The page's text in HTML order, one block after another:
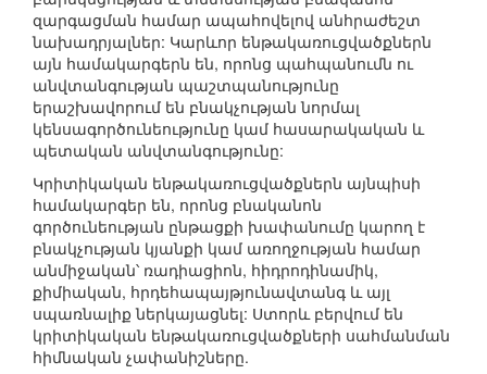
զարգացման համար ապահովելով անհրաժեշտ
նախադրյալներ: Կարևոր ենթակառուցվածքներն
այն համակարգերն են, որոնց պահպանումն ու
անվտանգության պաշտպանությունը
երաշխավորում են բնակչության նորմալ
կենսագործունեությունը կամ հասարակական և
պետական անվտանգությունը:
Կրիտիկական ենթակառուցվածքներն այնպիսի
համակարգեր են, որոնց բնականոն
գործունեության ընթացքի խափանումը կարող է
բնակչության կյանքի կամ առողջության համար
անմիջական՝ ռադիացիոն, հիդրոդինամիկ,
քիմիական, հրդեհապայթյունավտանգ և այլ
սպառնալիք ներկայացնել: Ստորև բերվում են
կրիտիկական ենթակառուցվածքների սահմանման
հիմնական չափանիշները.